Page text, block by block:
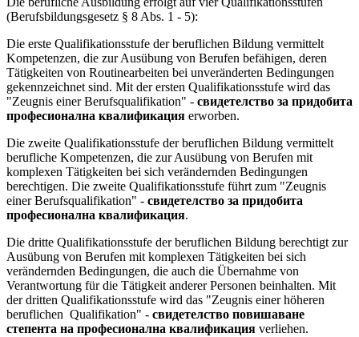
(Berufsbildungsgesetz § 8 Abs. 1 - 5):
Die erste Qualifikationsstufe der beruflichen Bildung vermittelt
Kompetenzen, die zur Ausübung von Berufen befähigen, deren
Tätigkeiten von Routinearbeiten bei unveränderten Bedingungen
gekennzeichnet sind. Mit der ersten Qualifikationsstufe wird das
"Zeugnis einer Berufsqualifikation" - свидетелство за придобита
професионална квалификация erworben.
Die zweite Qualifikationsstufe der beruflichen Bildung vermittelt
berufliche Kompetenzen, die zur Ausübung von Berufen mit
komplexen Tätigkeiten bei sich verändernden Bedingungen
berechtigen. Die zweite Qualifikationsstufe führt zum "Zeugnis
einer Berufsqualifikation" - свидетелство за придобита
професионална квалификация.
Die dritte Qualifikationsstufe der beruflichen Bildung berechtigt zur
Ausübung von Berufen mit komplexen Tätigkeiten bei sich
verändernden Bedingungen, die auch die Übernahme von
Verantwortung für die Tätigkeit anderer Personen beinhalten. Mit
der dritten Qualifikationsstufe wird das "Zeugnis einer höheren
beruflichen Qualifikation" - свидетелство повишаване
степента на професионална квалификация verliehen.